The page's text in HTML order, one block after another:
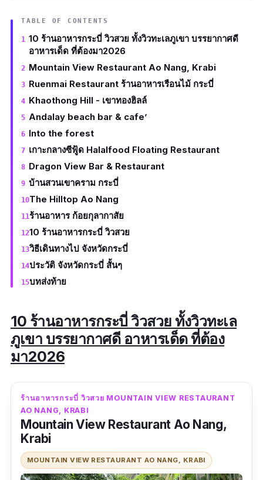
TABLE OF CONTENTS
10 ร้านอาหารกระบี่ วิวสวย ทั้งวิวทะเลภูเขา บรรยากาศดี
อาหารเด็ด ที่ต้องมา2026
Mountain View Restaurant Ao Nang, Krabi
Ruenmai Restaurant ร้านอาหารเรือนไม้ กระบี่
Khaothong Hill - เขาทองฮิลล์
Andalay beach bar & cafe’
Into the forest
เกาะกลางซีฟู้ด Halalfood Floating Restaurant
Dragon View Bar & Restaurant
บ้านสวนเขาคราม​ กระบี่
The Hilltop Ao Nang
ร้านอาหาร ก้อยกุลากาสัย
10 ร้านอาหารกระบี่ วิวสวย
วิธีเดินทางไป จังหวัดกระบี่
ประวัติ จังหวัดกระบี่ สั้นๆ
บทส่งท้าย
10 ร้านอาหารกระบี่ วิวสวย ทั้งวิวทะเล
ภูเขา บรรยากาศดี อาหารเด็ด ที่ต้อง
มา2026
ร้านอาหารกระบี่ วิวสวย MOUNTAIN VIEW RESTAURANT
AO NANG, KRABI
Mountain View Restaurant Ao Nang,
Krabi
MOUNTAIN VIEW RESTAURANT AO NANG, KRABI